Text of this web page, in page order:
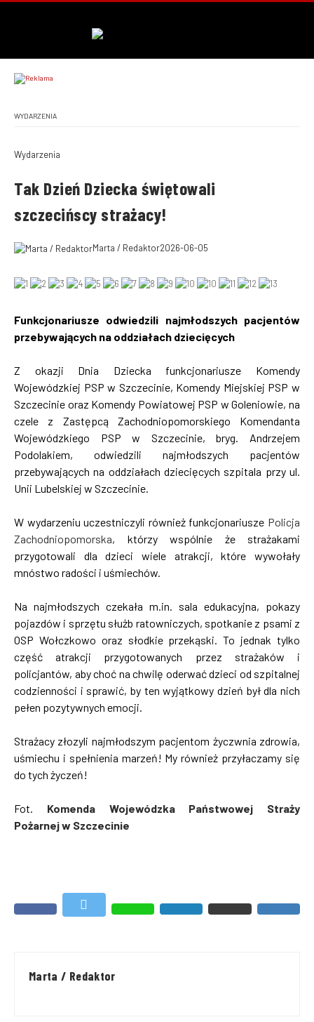
WYDARZENIA
Wydarzenia
Tak Dzień Dziecka świętowali
szczecińscy strażacy!
Marta / Redaktor2026-06-05
Funkcjonariusze odwiedzili najmłodszych pacjentów
przebywających na oddziałach dziecięcych
Z okazji Dnia Dziecka funkcjonariusze Komendy
Wojewódzkiej PSP w Szczecinie, Komendy Miejskiej PSP w
Szczecinie oraz Komendy Powiatowej PSP w Goleniowie, na
czele z Zastępcą Zachodniopomorskiego Komendanta
Wojewódzkiego PSP w Szczecinie, bryg. Andrzejem
Podolakiem, odwiedzili najmłodszych pacjentów
przebywających na oddziałach dziecięcych szpitala przy ul.
Unii Lubelskiej w Szczecinie.
W wydarzeniu uczestniczyli również funkcjonariusze Policja
Zachodniopomorska, którzy wspólnie że strażakami
przygotowali dla dzieci wiele atrakcji, które wywołały
mnóstwo radości i uśmiechów.
Na najmłodszych czekała m.in. sala edukacyjna, pokazy
pojazdów i sprzętu służb ratowniczych, spotkanie z psami z
OSP Wołczkowo oraz słodkie przekąski. To jednak tylko
część atrakcji przygotowanych przez strażaków i
policjantów, aby choć na chwilę oderwać dzieci od szpitalnej
codzienności i sprawić, by ten wyjątkowy dzień był dla nich
pełen pozytywnych emocji.
Strażacy złozyli najmłodszym pacjentom życzwnia zdrowia,
uśmiechu i spełnienia marzeń! My również przyłaczamy się
do tych życzeń!
Fot. Komenda Wojewódzka Państwowej Straży
Pożarnej w Szczecinie
Marta / Redaktor